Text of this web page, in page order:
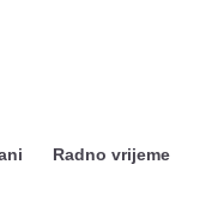
Radno vrijeme